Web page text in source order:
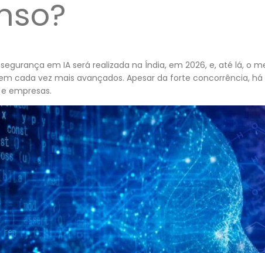
em IA será realizada na Índia, em 2026, e, até lá, o
cada vez mais avançados. Apesar da forte concorrência,
empresas.